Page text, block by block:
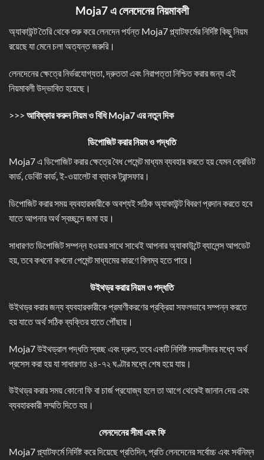
Moja7 এ লেনদেনের নিয়মাবলী
অ্যাকাউন্ট তৈরি থেকে শুরু করে লেনদেন পর্যন্ত Moja7 প্ল্যাটফর্মের নির্দিষ্ট কিছু নিয়ম
রয়েছে যা মেনে চলা অত্যন্ত জরুরি।
লেনদেনের ক্ষেত্রে নির্ভরযোগ্যতা, দ্রুততা এবং নিরাপত্তা নিশ্চিত করার জন্য এই
নিয়মাবলী উদ্ভাবিত হয়েছে।
>>> আবিষ্কার করুন নিয়ম ও বিধি Moja7এর নতুন দিক
ডিপোজিট করার নিয়ম ও পদ্ধতি
Moja7 এ ডিপোজিট করার ক্ষেত্রে বৈধ পেমেন্ট মাধ্যম ব্যবহার করতে হয় যেমন ক্রেডিট
কার্ড, ডেবিট কার্ড, ই-ওয়ালেট বা ব্যাংক ট্রান্সফার।
ডিপোজিট করার সময় ব্যবহারকারীকে অবশ্যই সঠিক অ্যাকাউন্ট বিবরণ প্রদান করতে হবে
যাতে আপনার অর্থ স্বচ্ছন্দে জমা হয়।
সাধারণত ডিপোজিট সম্পন্ন হওয়ার সাথে সাথেই আপনার অ্যাকাউন্টে ব্যালেন্স আপডেট
হয়, তবে কখনো কখনো পেমেন্ট মাধ্যমের কারণে বিলম্ব হতে পারে।
উইথড্র করার নিয়ম ও পদ্ধতি
উইথড্র করার জন্য ব্যবহারকারীকে প্রমাণীকরণের প্রক্রিয়া সফলভাবে সম্পন্ন করতে
হয় যাতে অর্থ সঠিক ব্যক্তির হাতে পৌঁছায়।
Moja7 উইথড্রাল পদ্ধতি স্বচ্ছ এবং দ্রুত, তবে একটি নির্দিষ্ট সময়সীমার মধ্যে অর্থ
প্রসেস করা হয় যা সাধারণত ২৪-৭২ ঘণ্টার মধ্যে শেষ হয়ে যায়।
উইথড্র করার সময় কোনো ফি বা চার্জ প্রযোজ্য হলে তা আগে থেকেই জানান দেয় এবং
ব্যবহারকারী সম্মতি দিতে হয়।
লেনদেনের সীমা এবং ফি
Moja7 প্ল্যাটফর্মে নির্দিষ্ট করে দিয়েছে প্রতিদিন, প্রতি লেনদেনের সর্বোচ্চ এবং সর্বনিম্ন